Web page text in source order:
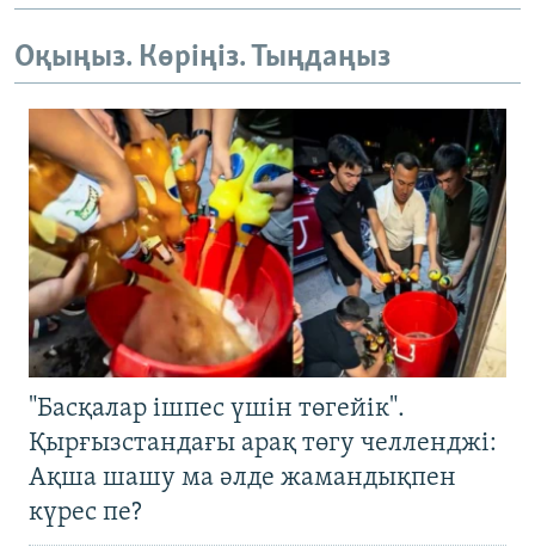
Оқыңыз. Көріңіз. Тыңдаңыз
"Басқалар ішпес үшін төгейік".
Қырғызстандағы арақ төгу челленджі:
Ақша шашу ма әлде жамандықпен
күрес пе?